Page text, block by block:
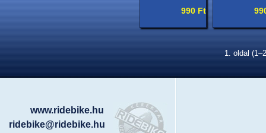
990 Ft
1. oldal
www.ridebike.hu
ridebike@ridebike.hu